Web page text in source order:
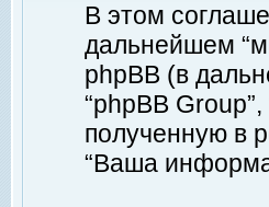
В этом
дальнейшем
phpBB (в
“phpBB
полученную в
“Ваша